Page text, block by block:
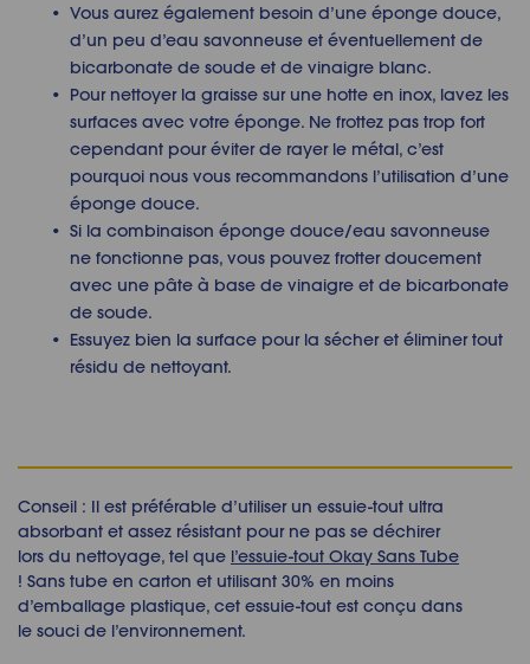
Vous aurez également besoin d’une éponge douce,
d’un peu d’eau savonneuse et éventuellement de
bicarbonate de soude et de vinaigre blanc.
Pour nettoyer la graisse sur une hotte en inox, lavez les
surfaces avec votre éponge. Ne frottez pas trop fort
cependant pour éviter de rayer le métal, c’est
pourquoi nous vous recommandons l’utilisation d’une
éponge douce.
Si la combinaison éponge douce/eau savonneuse
ne fonctionne pas, vous pouvez frotter doucement
avec une pâte à base de vinaigre et de bicarbonate
de soude.
Essuyez bien la surface pour la sécher et éliminer tout
résidu de nettoyant.
Conseil : Il est préférable d’utiliser un essuie-tout ultra
absorbant et assez résistant pour ne pas se déchirer
lors du nettoyage, tel que l’essuie-tout Okay Sans Tube
! Sans tube en carton et utilisant 30% en moins
d’emballage plastique, cet essuie-tout est conçu dans
le souci de l’environnement.